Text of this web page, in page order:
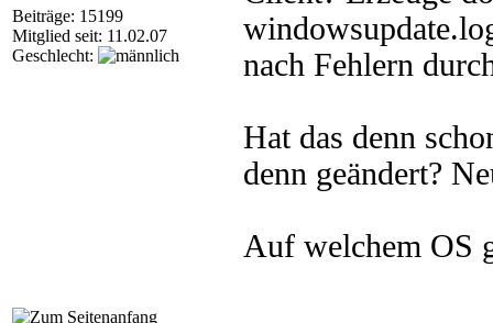
Beiträge: 15199
Mitglied seit: 11.02.07
Geschlecht:
nach Fehlern
Hat das denn
denn geändert?
Auf welchem OS